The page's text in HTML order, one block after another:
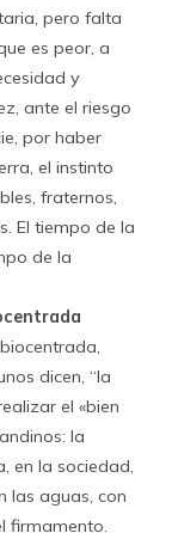
pero falta
es peor, a
y
ante el riesgo
por haber
el instinto
fraternos,
El tiempo de la
de la
dicen, “la
el «bien
la
en la sociedad,
las aguas, con
firmamento.